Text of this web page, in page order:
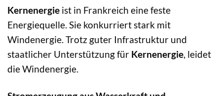
Kernenergie ist in Frankreich eine feste
Energiequelle. Sie konkurriert stark mit
Windenergie. Trotz guter Infrastruktur und
staatlicher Unterstützung für Kernenergie, leidet
die Windenergie.